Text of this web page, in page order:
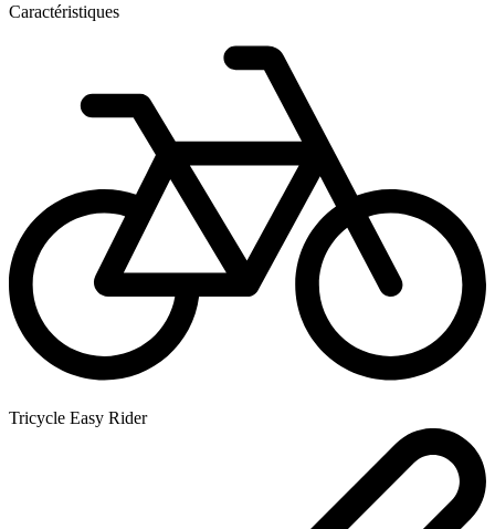
Caractéristiques
Tricycle Easy Rider